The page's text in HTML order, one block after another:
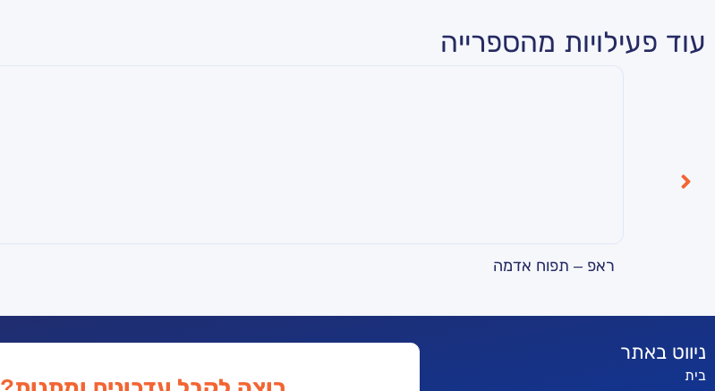
עוד פעילויות מהספרייה
ראפ – תפוח אדמה
ניווט באתר
בית